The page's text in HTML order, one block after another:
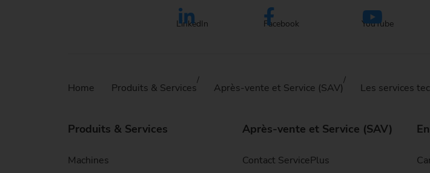
LinkedIn Facebook YouTube
Home Produits & Services Après-vente et Service (SAV) Les services
Produits & Services
Machines
Après-vente et Service (SAV)
Contact ServicePlus